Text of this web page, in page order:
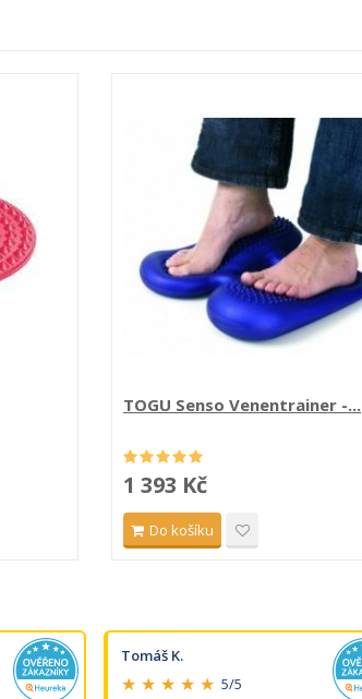
TOGU Senso Venentrainer -...
1 393 Kč
Do košíku
Tomáš K.
★ ★ ★ ★ ★ 5/5